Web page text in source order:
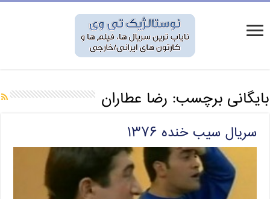
بایگانی برچسب: رضا عطاران
سریال سیب خنده ۱۳۷۶